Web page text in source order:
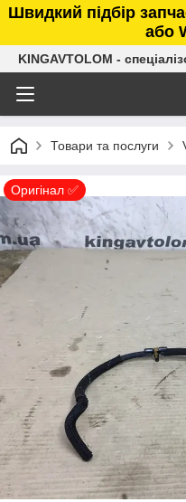
Швидкий підбір
або
KINGAVTOLOM -
Товари та послуги
Оригінал ✅